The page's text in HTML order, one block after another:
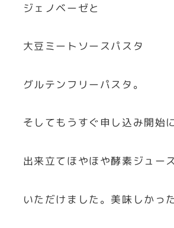
ジェノベーゼと
大豆ミートソースパスタ
グルテンフリーパスタ。
そしてもうすぐ申し込み開始
出来立てほやほや酵素ジュー
いただけました。美味しかった